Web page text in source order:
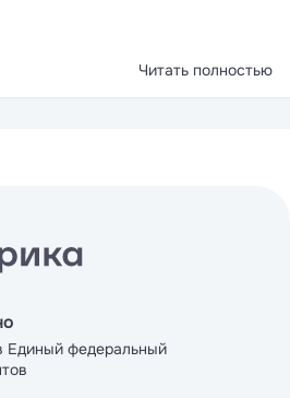
Читать полностью
федеральный